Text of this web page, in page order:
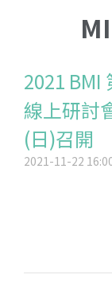
2021 BMI
線上研討
(日)召開
2021-11-22